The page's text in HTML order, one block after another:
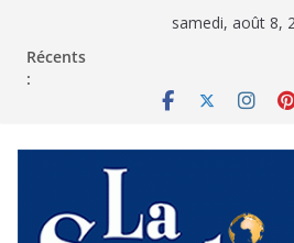
samedi, août 8,
Récents
: